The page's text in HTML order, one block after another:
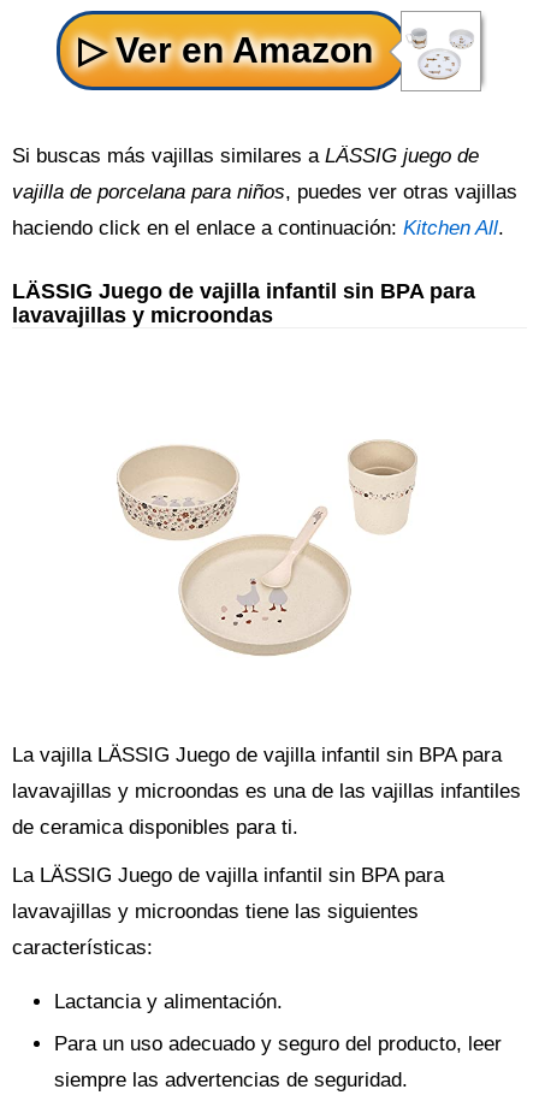
Si buscas más vajillas similares a LÄSSIG juego de
vajilla de porcelana para niños, puedes ver otras vajillas
haciendo click en el enlace a continuación: Kitchen All.
LÄSSIG Juego de vajilla infantil sin BPA para
lavavajillas y microondas
La vajilla LÄSSIG Juego de vajilla infantil sin BPA para
lavavajillas y microondas es una de las vajillas infantiles
de ceramica disponibles para ti.
La LÄSSIG Juego de vajilla infantil sin BPA para
lavavajillas y microondas tiene las siguientes
características:
Lactancia y alimentación.
Para un uso adecuado y seguro del producto, leer
siempre las advertencias de seguridad.